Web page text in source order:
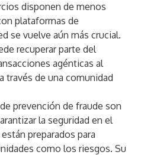
disponen de menos
plataformas de
se vuelve aún más crucial.
recuperar parte del
agénticas al
través de una comunidad
prevención de fraude son
la seguridad en el
preparados para
como los riesgos. Su